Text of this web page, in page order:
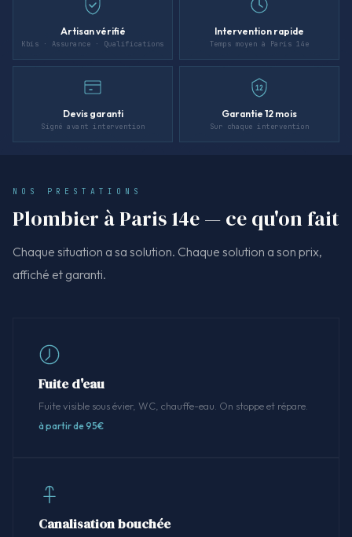
Artisan vérifié
Kbis · Assurance · Qualifications
Intervention rapide
Temps moyen à Paris 14e
Devis garanti
Signé avant intervention
12
Garantie 12 mois
Sur chaque intervention
NOS PRESTATIONS
Plombier à Paris 14e — ce qu'on fait
Chaque situation a sa solution. Chaque solution a son prix,
affiché et garanti.
Fuite d'eau
Fuite visible sous évier, WC, chauffe-eau. On stoppe et répare.
à partir de 95€
Canalisation bouchée